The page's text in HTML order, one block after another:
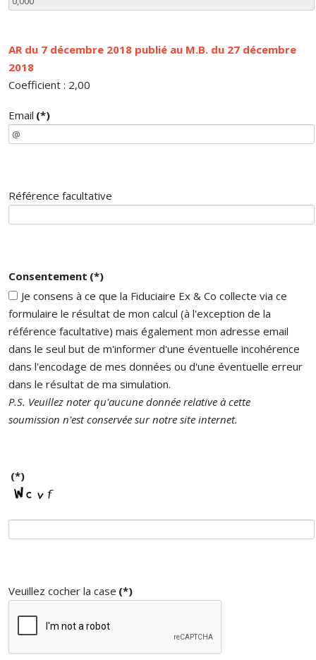
AR du 7 décembre 2018 publié au M.B. du 27 décembre
2018
Coefficient : 2,00
Email (*)
Référence facultative
Consentement (*)
Je consens à ce que la Fiduciaire Ex & Co collecte via ce
formulaire le résultat de mon calcul (à l'exception de la
référence facultative) mais également mon adresse email
dans le seul but de m'informer d'une éventuelle incohérence
dans l'encodage de mes données ou d'une éventuelle erreur
dans le résultat de ma simulation.
P.S. Veuillez noter qu'aucune donnée relative à cette
soumission n'est conservée sur notre site internet.
(*)
Veuillez cocher la case (*)